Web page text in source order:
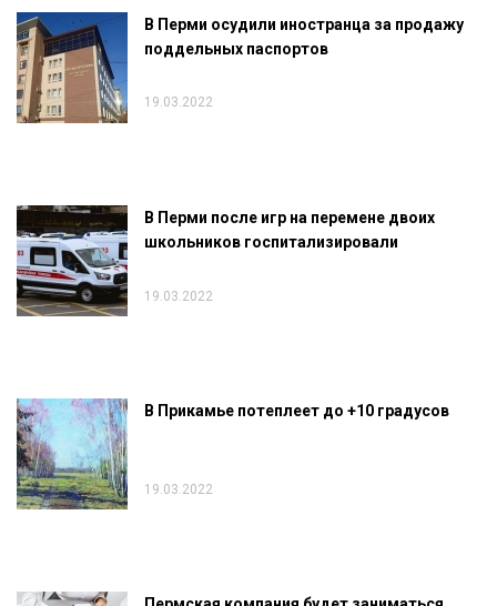
В Перми осудили иностранца за продажу
поддельных паспортов
19.03.2022
В Перми после игр на перемене двоих
школьников госпитализировали
19.03.2022
В Прикамье потеплеет до +10 градусов
19.03.2022